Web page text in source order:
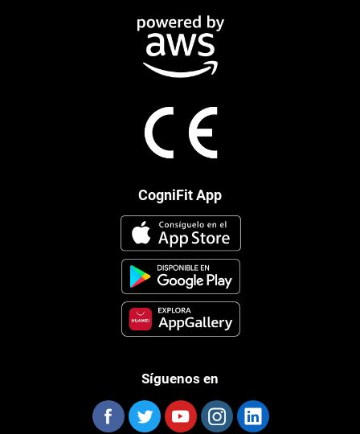
CogniFit App
Síguenos en